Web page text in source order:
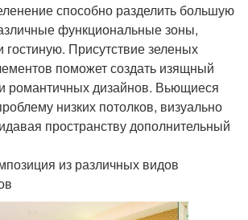
способно разделить большую
функциональные зоны,
Присутствие зеленых
поможет создать изящный
романтичных дизайнов. Вьющиеся
низких потолков, визуально
пространству дополнительный
из различных видов